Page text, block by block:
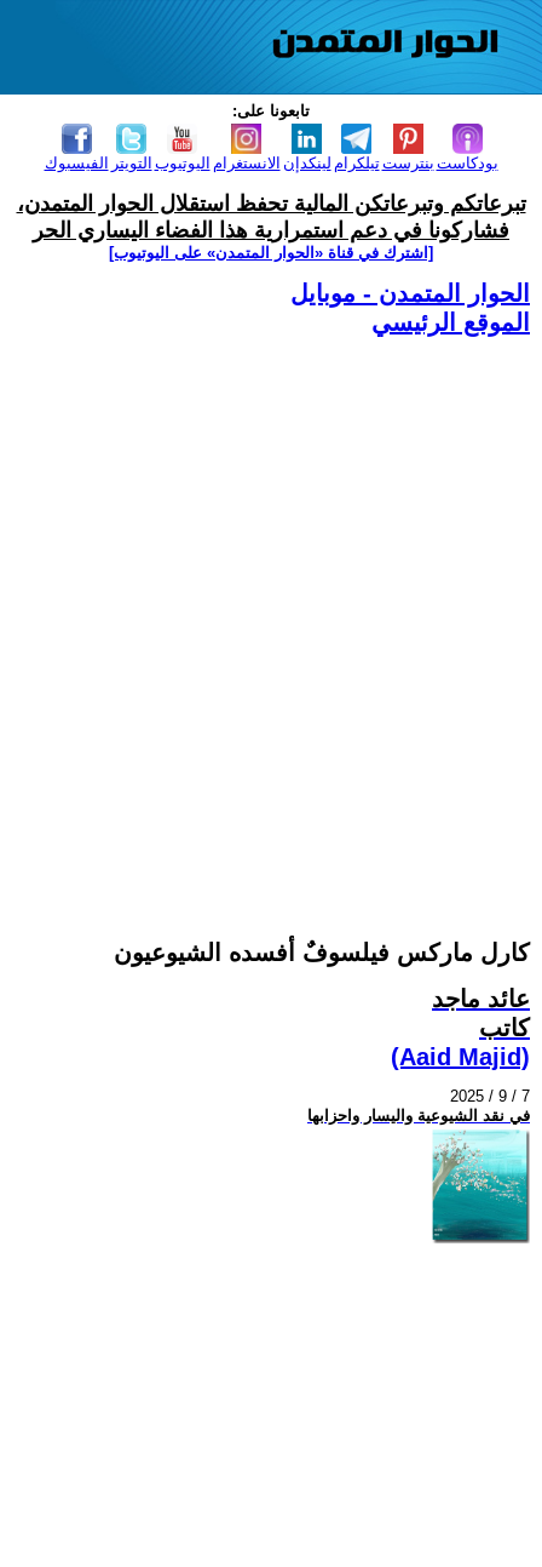
تابعونا على:
الفيسبوك التويتر اليوتيوب الانستغرام لينكدإن تيلكرامبنترست بودكاست
تبرعاتكم وتبرعاتكن المالية تحفظ استقلال الحوار المتمدن،
فشاركونا في دعم استمرارية هذا الفضاء اليساري الحر
[اشترك في قناة ‫«الحوار المتمدن» على اليوتيوب]
الحوار المتمدن - موبايل
الموقع الرئيسي
كارل ماركس فيلسوفٌ أفسده الشيوعيون
عائد ماجد
كاتب
(Aaid Majid)
2025 / 9 / 7
في نقد الشيوعية واليسار واحزابها